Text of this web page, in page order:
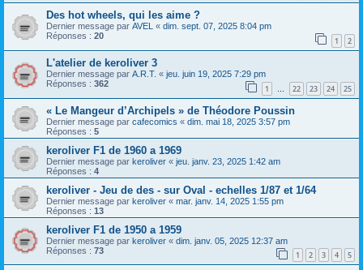
Des hot wheels, qui les aime ?
Dernier message par AVEL « dim. sept. 07, 2025 8:04 pm
Réponses : 20 1 2
L'atelier de keroliver 3
Dernier message par A.R.T. « jeu. juin 19, 2025 7:29 pm
Réponses : 362 1 … 22 23 24 25
« Le Mangeur d’Archipels » de Théodore Poussin
Dernier message par cafecomics « dim. mai 18, 2025 3:57 pm
Réponses : 5
keroliver F1 de 1960 a 1969
Dernier message par keroliver « jeu. janv. 23, 2025 1:42 am
Réponses : 4
keroliver - Jeu de des - sur Oval - echelles 1/87 et 1/64
Dernier message par keroliver « mar. janv. 14, 2025 1:55 pm
Réponses : 13
keroliver F1 de 1950 a 1959
Dernier message par keroliver « dim. janv. 05, 2025 12:37 am
Réponses : 73 1 2 3 4 5